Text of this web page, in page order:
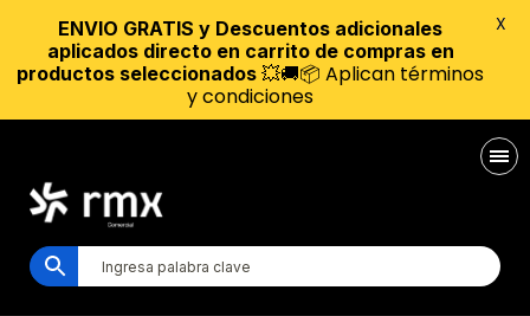
ENVIO GRATIS y Descuentos adicionales
aplicados directo en carrito de compras en
productos seleccionados 💥🚚📦 Aplican términos
y condiciones
X